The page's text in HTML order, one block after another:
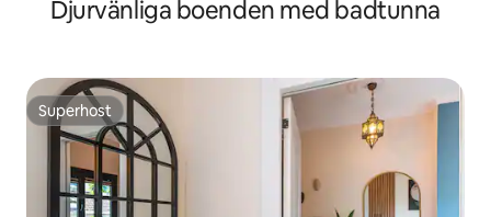
Djurvänliga boenden med badtunna
Superhost
Superhost